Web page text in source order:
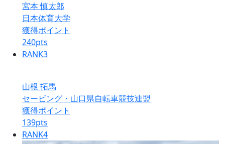
宮本 慎太郎
日本体育大学
獲得ポイント
240pts
RANK3
山根 拓馬
セービング・山口県自転車競技連盟
獲得ポイント
139pts
RANK4